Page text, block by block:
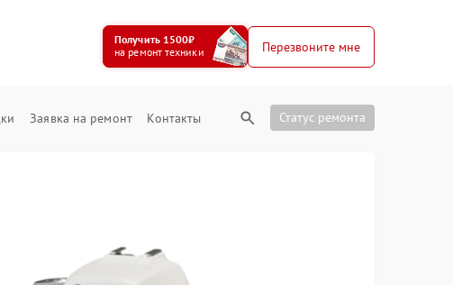
Получить 1500₽
на ремонт техники
Перезвоните мне
Заявка на ремонт Контакты Статус ремонта